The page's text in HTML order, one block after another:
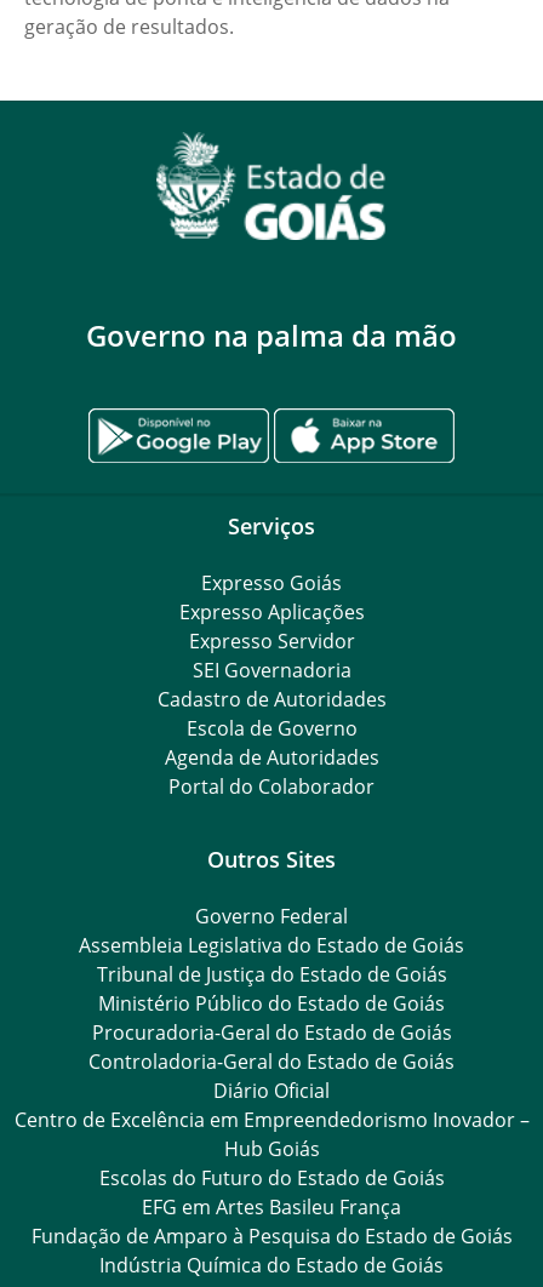
geração de resultados.
Governo na palma da mão
Serviços
Expresso Goiás
Expresso Aplicações
Expresso Servidor
SEI Governadoria
Cadastro de Autoridades
Escola de Governo
Agenda de Autoridades
Portal do Colaborador
Outros Sites
Governo Federal
Assembleia Legislativa do Estado de Goiás
Tribunal de Justiça do Estado de Goiás
Ministério Público do Estado de Goiás
Procuradoria-Geral do Estado de Goiás
Controladoria-Geral do Estado de Goiás
Diário Oficial
Centro de Excelência em Empreendedorismo Inovador –
Hub Goiás
Escolas do Futuro do Estado de Goiás
EFG em Artes Basileu França
Fundação de Amparo à Pesquisa do Estado de Goiás
Indústria Química do Estado de Goiás